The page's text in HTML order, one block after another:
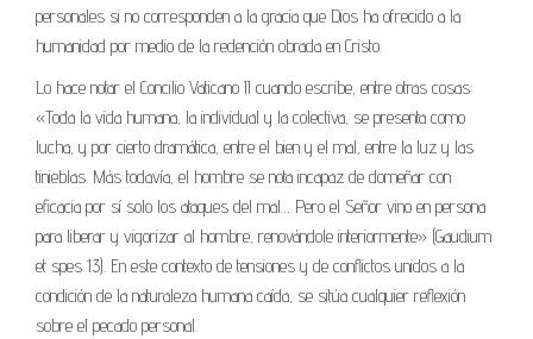
personales si no corresponden a la gracia que Dios ha ofrecido a la
humanidad por medio de la redención obrada en Cristo.
Lo hace notar el Concilio Vaticano II cuando escribe, entre otras cosas:
«Toda la vida humana, la individual y la colectiva, se presenta como
lucha, y por cierto dramática, entre el bien y el mal, entre la luz y las
tinieblas. Más todavía, el hombre se nota incapaz de domeñar con
eficacia por sí solo los ataques del mal… Pero el Señor vino en persona
para liberar y vigorizar al hombre, renovándole interiormente» (Gaudium
et spes 13). En este contexto de tensiones y de conflictos unidos a la
condición de la naturaleza humana caída, se sitúa cualquier reflexión
sobre el pecado personal.